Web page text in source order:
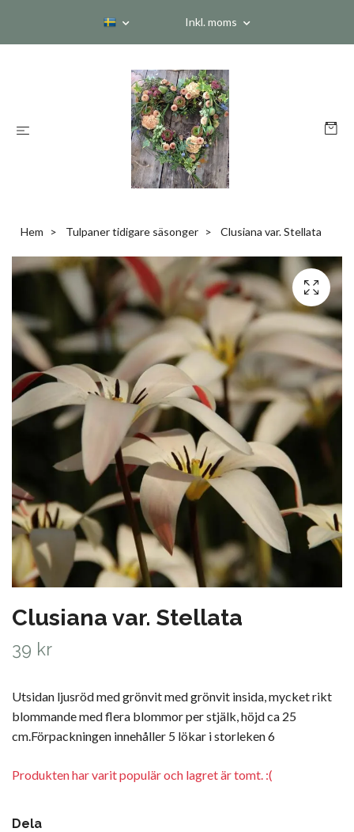
Inkl. moms
Hem Tulpaner tidigare säsonger Clusiana var. Stellata
Clusiana var. Stellata
39 kr
Utsidan ljusröd med grönvit med grönvit insida, mycket rikt
blommande med flera blommor per stjälk, höjd ca 25
cm.Förpackningen innehåller 5 lökar i storleken 6
Produkten har varit populär och lagret är tomt. :(
Dela